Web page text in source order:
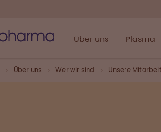
Über uns Plasma
Über uns Wer wir sind Unsere